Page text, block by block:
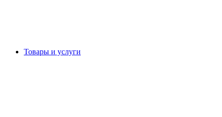
Товары и услуги